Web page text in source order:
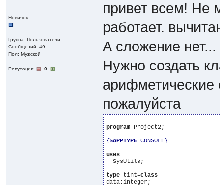
Новичок
Группа: Пользователи
Сообщений: 49
Пол: Мужской
Репутация: 0
привет всем! Не
работает.
А сложение нет...
Нужно создать
арифметические
пожалуйста
program Project2;
{ $APPTYPE CONSOLE}
uses
  SysUtils;
type tint=class